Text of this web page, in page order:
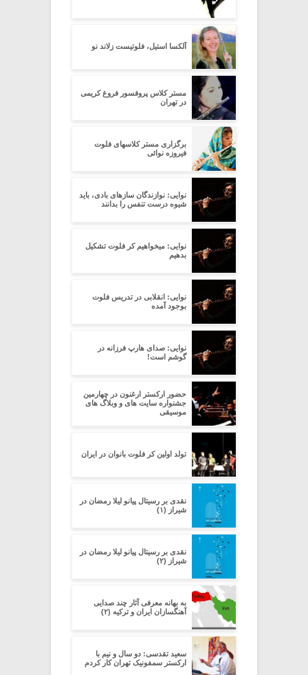
آلکسا استیل، فلوتیست زلاند نو
مستر کلاس پروفسور فروغ کریمی
در تهران
برگزاری مستر کلاسهای فلوت
فیروزه نوائی
نوایی: نوازندگان سازهای بادی، باید
شیوه درست تنفس را بدانند
نوایی: میخواهیم کر فلوت تشکیل
بدهیم
نوایی: انقلابی در تدریس فلوت
بوجود آمده
نوایی: صدای هارپ فرزانه در
گوشم است!
حضور ارکستر ارغنون در چهارمین
جشنواره سایت های و وبلاگ های
موسیقی
تولد اولین کر فلوت بانوان در ایران
نقدى بر رسیتال پیانو لیلا رمضان در
شیراز (۱)
نقدى بر رسیتال پیانو لیلا رمضان در
شیراز (۲)
به بهانه معرفی آثار چند صدایی
آهنگسازان ایران و ترکیه (۲)
سعید تقدسی: دو سال و نیم با
ارکستر سمفونیک تهران کار کردم